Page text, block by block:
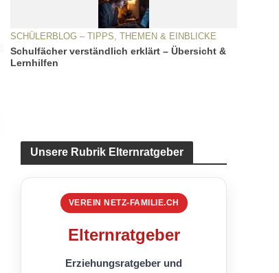
SCHÜLERBLOG – TIPPS, THEMEN & EINBLICKE
Schulfächer verständlich erklärt – Übersicht &
Lernhilfen
Unsere Rubrik Elternratgeber
VEREIN NETZ-FAMILIE.CH
Elternratgeber
Erziehungsratgeber und